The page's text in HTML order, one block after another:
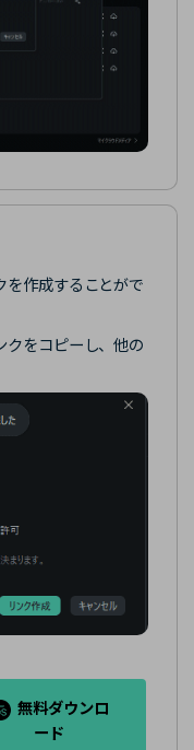
を作成することがで
クをコピーし、他の
無料ダウンロ
ード